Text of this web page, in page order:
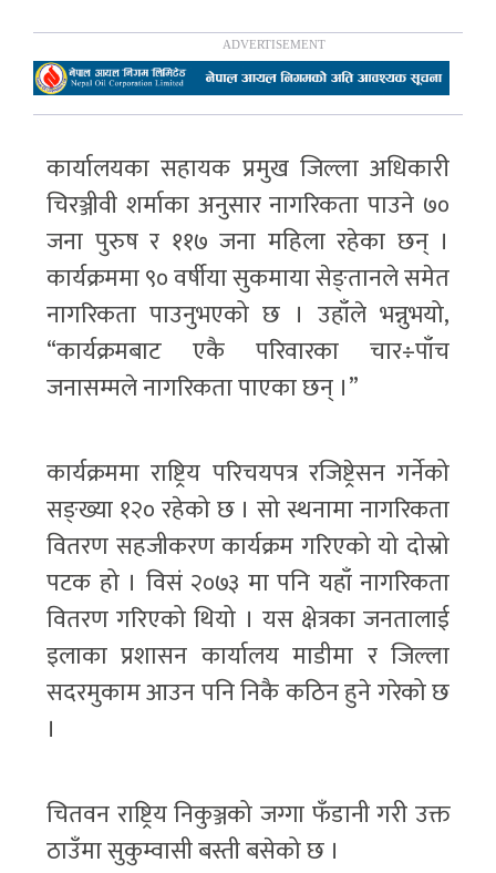
कार्यालयका सहायक प्रमुख जिल्ला अधिकारी
चिरञ्जीवी शर्माका अनुसार नागरिकता पाउने ७०
जना पुरुष र ११७ जना महिला रहेका छन् ।
कार्यक्रममा ९० वर्षीया सुकमाया सेङ्तानले समेत
नागरिकता पाउनुभएको छ । उहाँले भन्नुभयो,
“कार्यक्रमबाट एकै परिवारका चार÷पाँच
जनासम्मले नागरिकता पाएका छन् ।”
कार्यक्रममा राष्ट्रिय परिचयपत्र रजिष्ट्रेसन गर्नेको
सङ्ख्या १२० रहेको छ । सो स्थनामा नागरिकता
वितरण सहजीकरण कार्यक्रम गरिएको यो दोस्रो
पटक हो । विसं २०७३ मा पनि यहाँ नागरिकता
वितरण गरिएको थियो । यस क्षेत्रका जनतालाई
इलाका प्रशासन कार्यालय माडीमा र जिल्ला
सदरमुकाम आउन पनि निकै कठिन हुने गरेको छ
।
चितवन राष्ट्रिय निकुञ्जको जग्गा फँडानी गरी उक्त
ठाउँमा सुकुम्वासी बस्ती बसेको छ ।